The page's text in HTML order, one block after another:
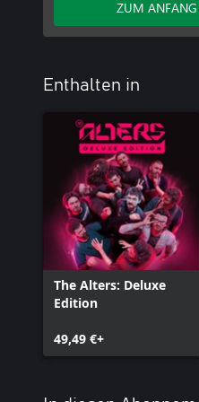
ZUM ANFANG
Enthalten in
The Alters: Deluxe
Edition
49,49 €+